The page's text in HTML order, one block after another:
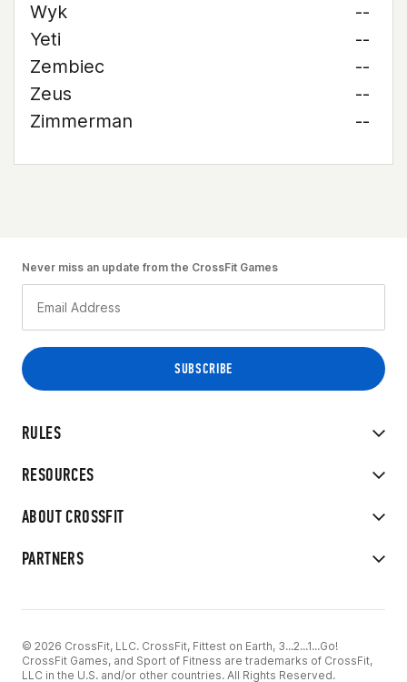
Wyk
--
Yeti
--
Zembiec
--
Zeus
--
Zimmerman
--
RULES
RESOURCES
ABOUT CROSSFIT
PARTNERS
Never miss an update from the CrossFit Games
© 2026 CrossFit, LLC. CrossFit, Fittest on Earth, 3...2...1...Go!
CrossFit Games, and Sport of Fitness are trademarks of CrossFit,
LLC in the U.S. and/or other countries. All Rights Reserved.